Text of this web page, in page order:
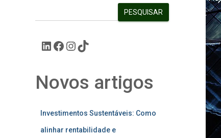
PESQUISAR
Novos artigos
Investimentos Sustentáveis: Como
alinhar rentabilidade e